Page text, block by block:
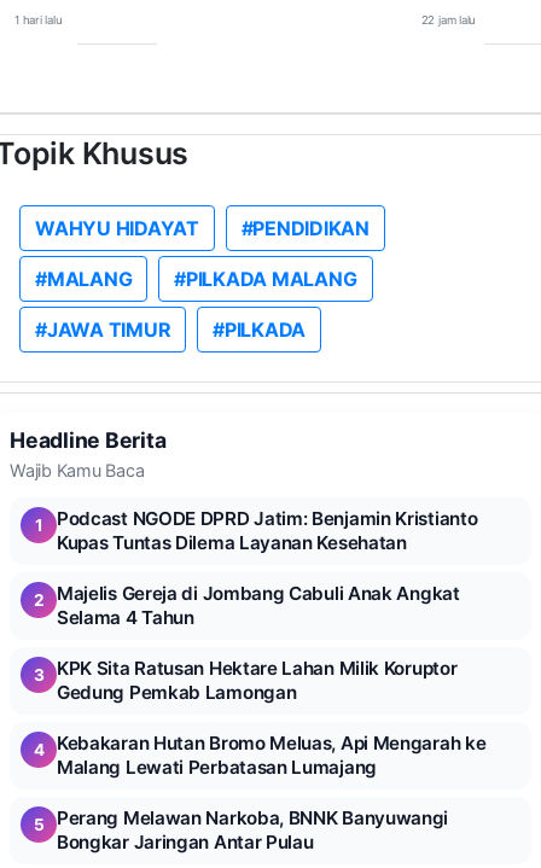
1 hari lalu 22 jam lalu
Khusus
WAHYU HIDAYAT #PENDIDIKAN
#MALANG #PILKADA MALANG
#JAWA TIMUR #PILKADA
Headline Berita
Wajib Kamu Baca
1
Podcast NGODE DPRD Jatim: Benjamin Kristianto
Kupas Tuntas Dilema Layanan Kesehatan
2
Majelis Gereja di Jombang Cabuli Anak Angkat
Selama 4 Tahun
3
KPK Sita Ratusan Hektare Lahan Milik Koruptor
Gedung Pemkab Lamongan
4
Kebakaran Hutan Bromo Meluas, Api Mengarah ke
Malang Lewati Perbatasan Lumajang
5
Perang Melawan Narkoba, BNNK Banyuwangi
Bongkar Jaringan Antar Pulau